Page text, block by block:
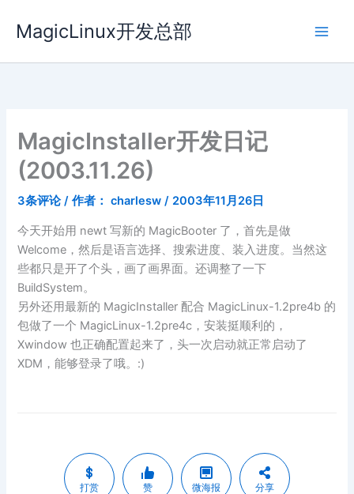
容
MagicLinux开发总部
MagicInstaller开发日记
(2003.11.26)
3条评论 / 作者： charlesw/ 2003年11月26日
今天开始用 newt 写新的 MagicBooter 了，首先是做
Welcome，然后是语言选择、搜索进度、装入进度。当然这
些都只是开了个头，画了画界面。还调整了一下
BuildSystem。
另外还用最新的 MagicInstaller 配合 MagicLinux-1.2pre4b 的
包做了一个 MagicLinux-1.2pre4c，安装挺顺利的，
Xwindow 也正确配置起来了，头一次启动就正常启动了
XDM，能够登录了哦。:)
打赏 赞 微海报 分享